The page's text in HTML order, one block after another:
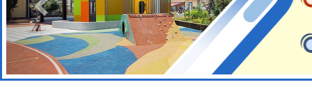
本校115學年度第2次